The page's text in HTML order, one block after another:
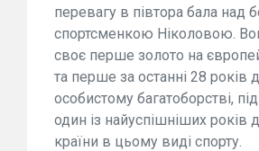
перевагу в півтора бала над
спортсменкою Ніколовою.
своє перше золото на
та перше за останні 28 років
особистому багатоборстві,
один із найуспішніших років
країни в цьому виді спорту.